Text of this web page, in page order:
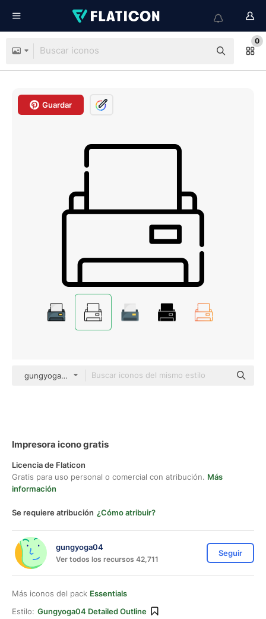
0
Guardar
gungyoga04 Detailed Outline
Impresora icono gratis
Licencia de Flaticon
Gratis para uso personal o comercial con atribución. Más
información
Se requiere atribución ¿Cómo atribuir?
gungyoga04
Ver todos los recursos 42,711
Seguir
Más iconos del pack Essentials
Estilo: Gungyoga04 Detailed Outline